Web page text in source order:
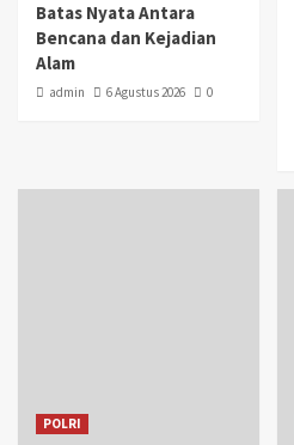
Batas Nyata Antara
Bencana dan Kejadian
Alam
admin 6 Agustus 2026 0
POLRI